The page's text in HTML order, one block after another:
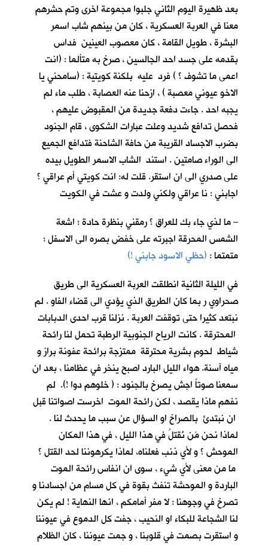
بعد ظهيرة اليوم الثاني جلبوا مجموعة اخرى وتم حشرهم
معنا في العربة العسكرية ، كان من بينهم شاب اسمر
البشرة ، طويل القامة ، كان معصوب العينين فداس
بقدمه على جسد احد الجالسين ، صرخ به متألما : (انت
اعمى ما تشوف ؟ ) فرد عليه بلكنة كويتية : (سامحني يا
الاخو عيوني معصبة ) ، ازحنا عنه العصابة ، طلب ماء لم
يجبه احد . جاءت دفعة جديدة من المقبوض عليهم ،
فحصل تدافع شديد وعلت عبارات الشكوى ، قام الجنود
بضرب الاجساد القريبة من حافة الشاحنة فتدافع الجميع
الى الوراء صامتين . استند الشاب الاسمر الطويل بيده
على صدري الى ان استقر. قلت له: انت كويتي أم عراقي ؟
اجابني : نا عراقي ولكني ولدت و عشت في الكويت
– ما لذي جاء بك للعراق ؟ رمقني بنظرة حادة ؛ اشعة
الشمس المحرقة اجبرته على خفض بصره الى الاسفل ؛
متمتما : (حظي الاسود جابني !)
في الليلة الثانية انطلقت العربة العسكرية الى طريق
صحراوي ر بما كان الطريق الذي يؤدي الى قضاء الفاو . لم
نبتعد كثيرا حتى توقفت العربة . نزلنا قرب احدى الدبابات
المحترقة . كانت الرياح الجنوبية الرطبة تحمل لنا رائحة
شياط لحوم بشرية محترقة ممتزجة برائحة عفونة براز و
مياه آسنة. هواء الليل البارد اصبح ينخر في عظامنا ، بعد ان
سمعنا صوتاً اجش يصرخ بالجنود : ( خلوهم دوا !). لم
نفهم ماذا يقصد ، لكن رائحة الموت اخرست اصواتنا قبل
ان نبتدئ بالصراخ او السؤال عن سبب ما يحدث لنا .
لماذا نحن مَن نُقتلُ في هذا الليل ، في هذا المكان
الموحش ؟ و لأي ذنب فعلناه، لماذا يكرهوننا لحد القتل ؟
ما من معنى لأي شيء ، سوى ان انفاس رائحة الموت
الباردة و الموحشة تنفث بقوة في كل مسام من اجسادنا و
تصرخ في وجوهنا : لا مفر أمامكم ، انها النهاية ! لم يكن
لنا الشجاعة للبكاء او النحيب ، جفت كل الدموع في عيوننا
و استقرت بصمت في قلوبنا ، و جمت عيوننا ، كان الظلام